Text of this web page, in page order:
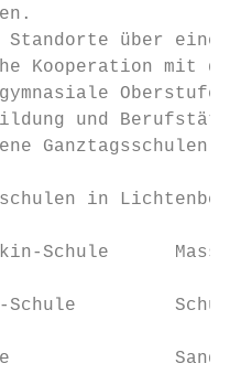
über eine
Kooperation mit den
und
Ganztagsschulen.
in Lichtenberg
Schule
Schule